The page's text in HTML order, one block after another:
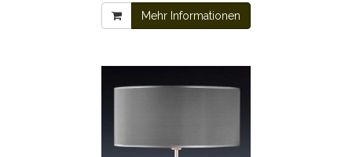
Mehr Informationen